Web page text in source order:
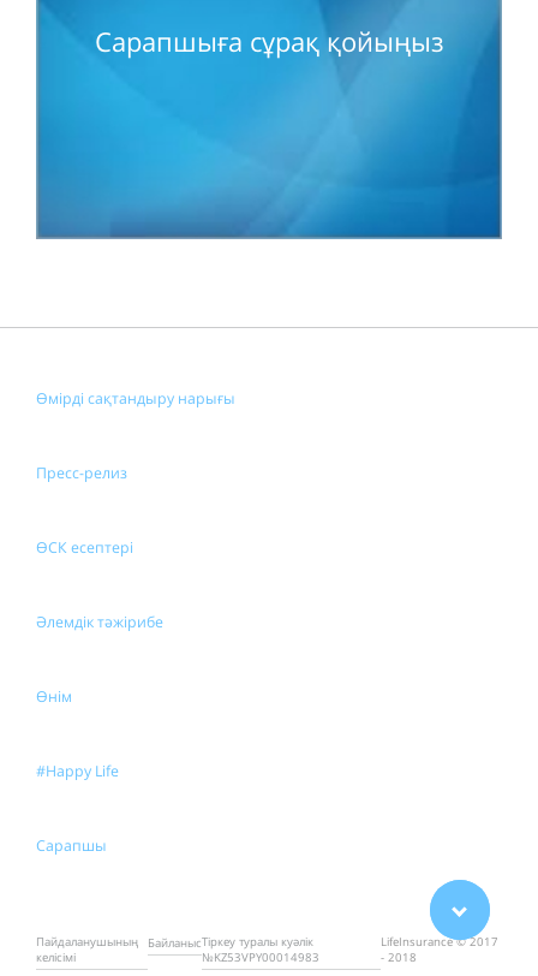
Сарапшыға сұрақ қойыңыз
Өмірді сақтандыру нарығы
Пресс-релиз
ӨСК есептері
Әлемдік тәжірибе
Өнім
#Happy Life
Сарапшы
Пайдаланушының
келісімі
БайланысТіркеу туралы куәлік
№KZ53VPY00014983
LifeInsurance © 2017
- 2018